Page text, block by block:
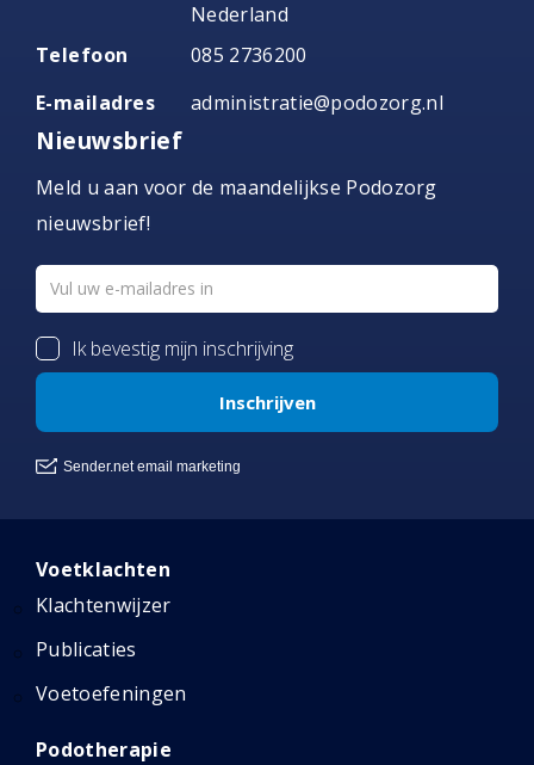
Nederland
Telefoon
085 2736200
E-mailadres
administratie@podozorg.nl
Nieuwsbrief
Meld u aan voor de maandelijkse Podozorg
nieuwsbrief!
Voetklachten
Klachtenwijzer
Publicaties
Voetoefeningen
Podotherapie